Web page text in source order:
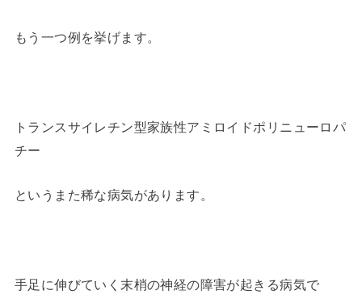
もう一つ例を挙げます。
トランスサイレチン型家族性アミロイドポリニューロパ
チー
というまた稀な病気があります。
手足に伸びていく末梢の神経の障害が起きる病気で